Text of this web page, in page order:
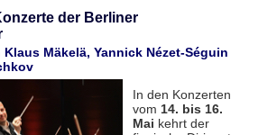
der Berliner
Mäkelä, Yannick Nézet-Séguin
In den Konzerten
vom 14. bis 16.
Mai kehrt der